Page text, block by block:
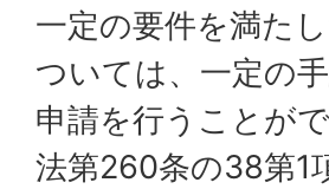
一定の要件を満た
ついては、一定の
申請を行うことが
法第260条の38第1